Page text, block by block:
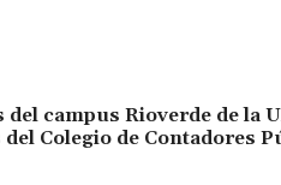
campus Rioverde de la
Colegio de Contadores